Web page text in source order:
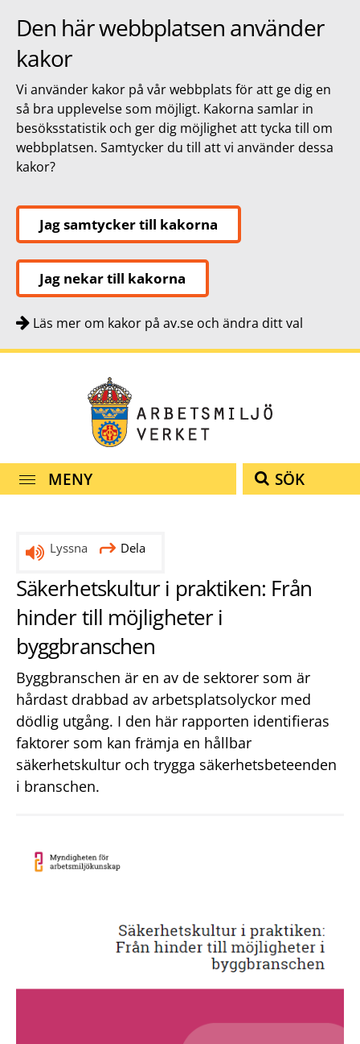
Den här webbplatsen använder
kakor
Vi använder kakor på vår webbplats för att ge dig en
så bra upplevelse som möjligt. Kakorna samlar in
besöksstatistik och ger dig möjlighet att tycka till om
webbplatsen. Samtycker du till att vi använder dessa
kakor?
Jag samtycker till kakorna
Jag nekar till kakorna
Läs mer om kakor på av.se och ändra ditt val
MENY SÖK
Lyssna Dela
Säkerhetskultur i praktiken: Från
hinder till möjligheter i
byggbranschen
Byggbranschen är en av de sektorer som är
hårdast drabbad av arbetsplatsolyckor med
dödlig utgång. I den här rapporten identifieras
faktorer som kan främja en hållbar
säkerhetskultur och trygga säkerhetsbeteenden
i branschen.